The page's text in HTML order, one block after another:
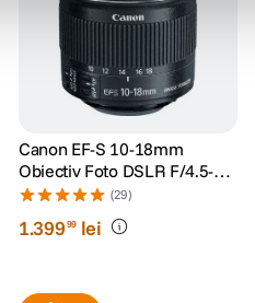
Canon EF-S 10-18mm
Obiectiv Foto DSLR F/4.5-5.6
IS STM
(29)
1.39999 lei